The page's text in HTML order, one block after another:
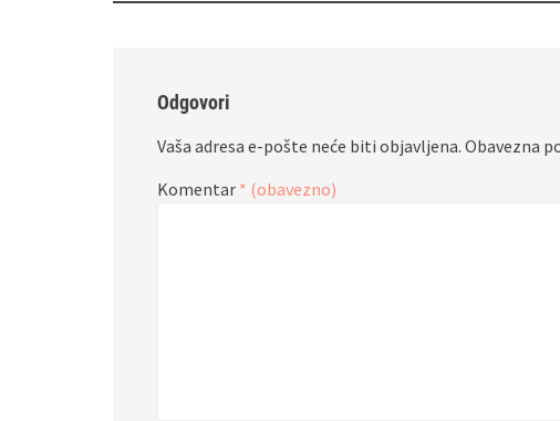
Odgovori
Vaša adresa e-pošte neće biti objavljena. Obavezna
Komentar * (obavezno)